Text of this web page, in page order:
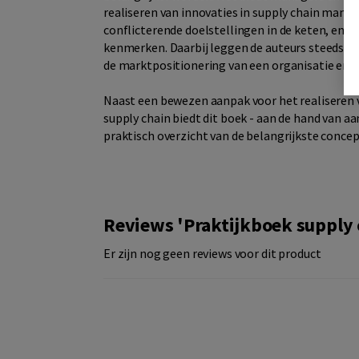
realiseren van innovaties in supply chain
conflicterende doelstellingen in de keten, en
kenmerken. Daarbij leggen de auteurs steeds
de marktpositionering van een organisatie en
Naast een bewezen aanpak voor het
supply chain biedt dit boek - aan de hand van
praktisch overzicht van de belangrijkste
Reviews 'Praktijkboek supply
Er zijn nog geen reviews voor dit product